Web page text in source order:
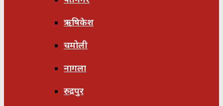
ऋषिकेश
चमोली
नागला
रुद्रपुर